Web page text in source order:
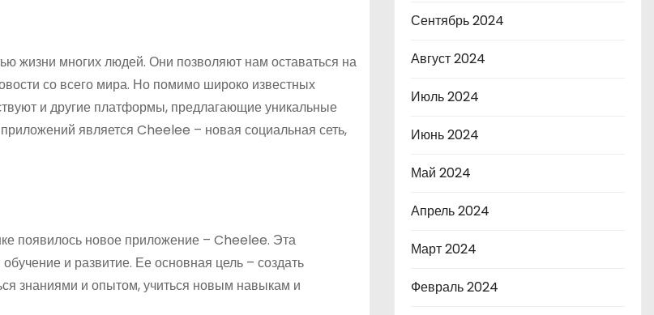
жизни многих людей. Они позволяют нам оставаться на
со всего мира. Но помимо широко известных
и другие платформы, предлагающие уникальные
является Cheelee – новая социальная сеть,
появилось новое приложение – Cheelee. Эта
и развитие. Ее основная цель – создать
знаниями и опытом, учиться новым навыкам и
Сентябрь 2024
Август 2024
Июль 2024
Июнь 2024
Май 2024
Апрель 2024
Март 2024
Февраль 2024